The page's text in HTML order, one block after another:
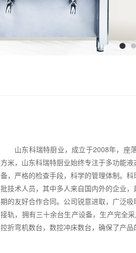
山东科瑞特厨业，成立于2008年，
方米，山东科瑞特厨业始终专注于多功能
备，严格的检查手段，科学的管理体制。
批技术人员，其中多人来自国内外的企业
期的友好合作合同。公司锐意进取，广泛
接轨，拥有三十余台生产设备，生产完全
控折弯机数台，数控冲床数台，确保了产品